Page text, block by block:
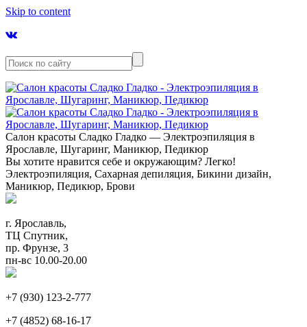
Skip to content
Салон красоты Сладко Гладко — Электроэпиляция в
Ярославле, Шугаринг, Маникюр, Педикюр
Вы хотите нравится себе и окружающим? Легко!
Электроэпиляция, Сахарная депиляция, Бикини дизайн,
Маникюр, Педикюр, Брови
г. Ярославль,
ТЦ Спутник,
пр. Фрунзе, 3
пн-вс 10.00-20.00
+7 (930) 123-2-777
+7 (4852) 68-16-17